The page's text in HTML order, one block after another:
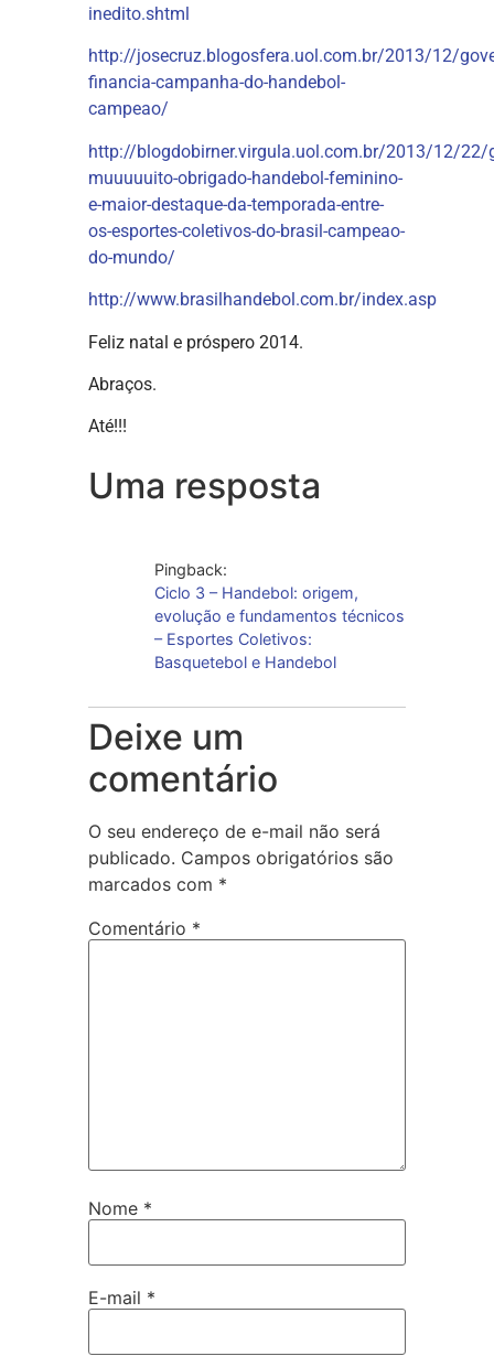
inedito.shtml
http://josecruz.blogosfera.uol.com.br/2013/12/
financia-campanha-do-handebol-
campeao/
http://blogdobirner.virgula.uol.com.br/2013/12/22/
muuuuuito-obrigado-handebol-feminino-
e-maior-destaque-da-temporada-entre-
os-esportes-coletivos-do-brasil-campeao-
do-mundo/
http://www.brasilhandebol.com.br/index.asp
Feliz natal e próspero 2014.
Abraços.
Até!!!
Uma resposta
Pingback:
Ciclo 3 – Handebol: origem,
evolução e fundamentos técnicos
– Esportes Coletivos:
Basquetebol e Handebol
Deixe um
comentário
O seu endereço de e-mail não será
publicado. Campos obrigatórios são
marcados com *
Comentário *
Nome *
E-mail *